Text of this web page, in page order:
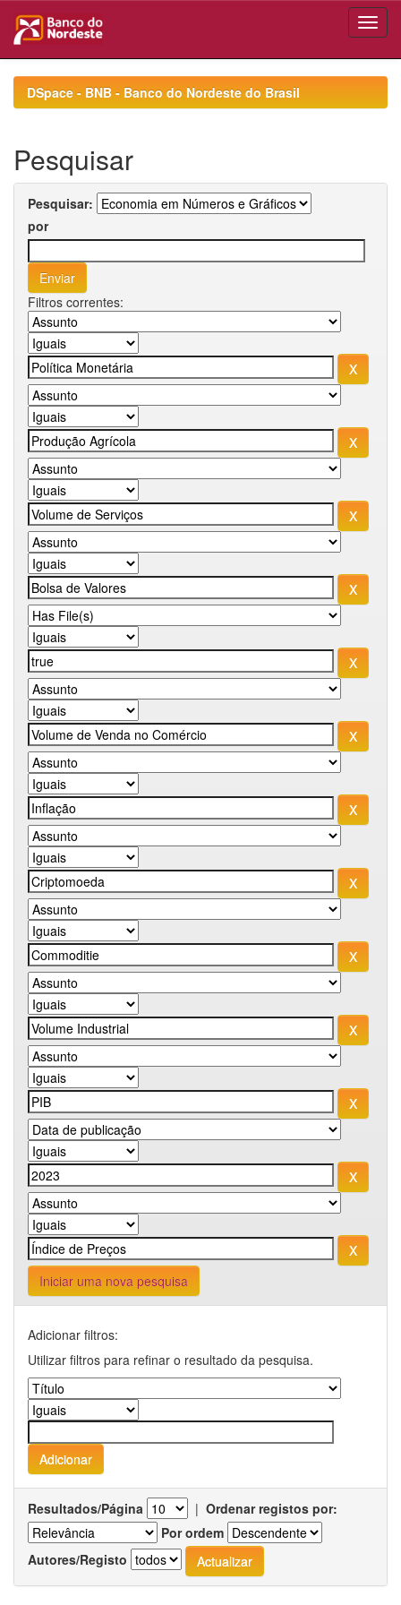
navigationDSpace - BNB - Banco do Nordeste do Brasil
Pesquisar
Pesquisar:
por
Filtros correntes:
Iniciar uma nova pesquisa
Adicionar filtros:
Utilizar filtros para refinar o resultado da pesquisa.
Resultados/Página | Ordenar registos por:
Por ordem
Autores/Registo